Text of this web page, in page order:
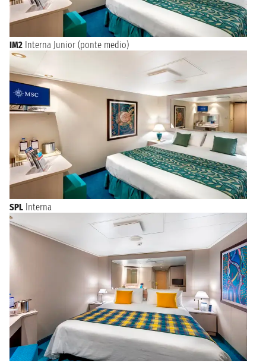
IM2 Interna Junior (ponte medio)
SPL Interna